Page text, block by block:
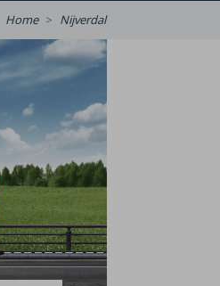
Home Nijverdal